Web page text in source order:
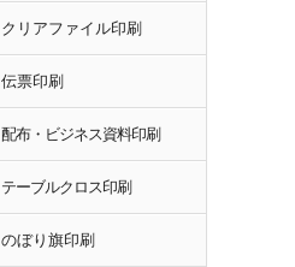
クリアファイル印刷
伝票印刷
配布・ビジネス資料印刷
テーブルクロス印刷
のぼり旗印刷